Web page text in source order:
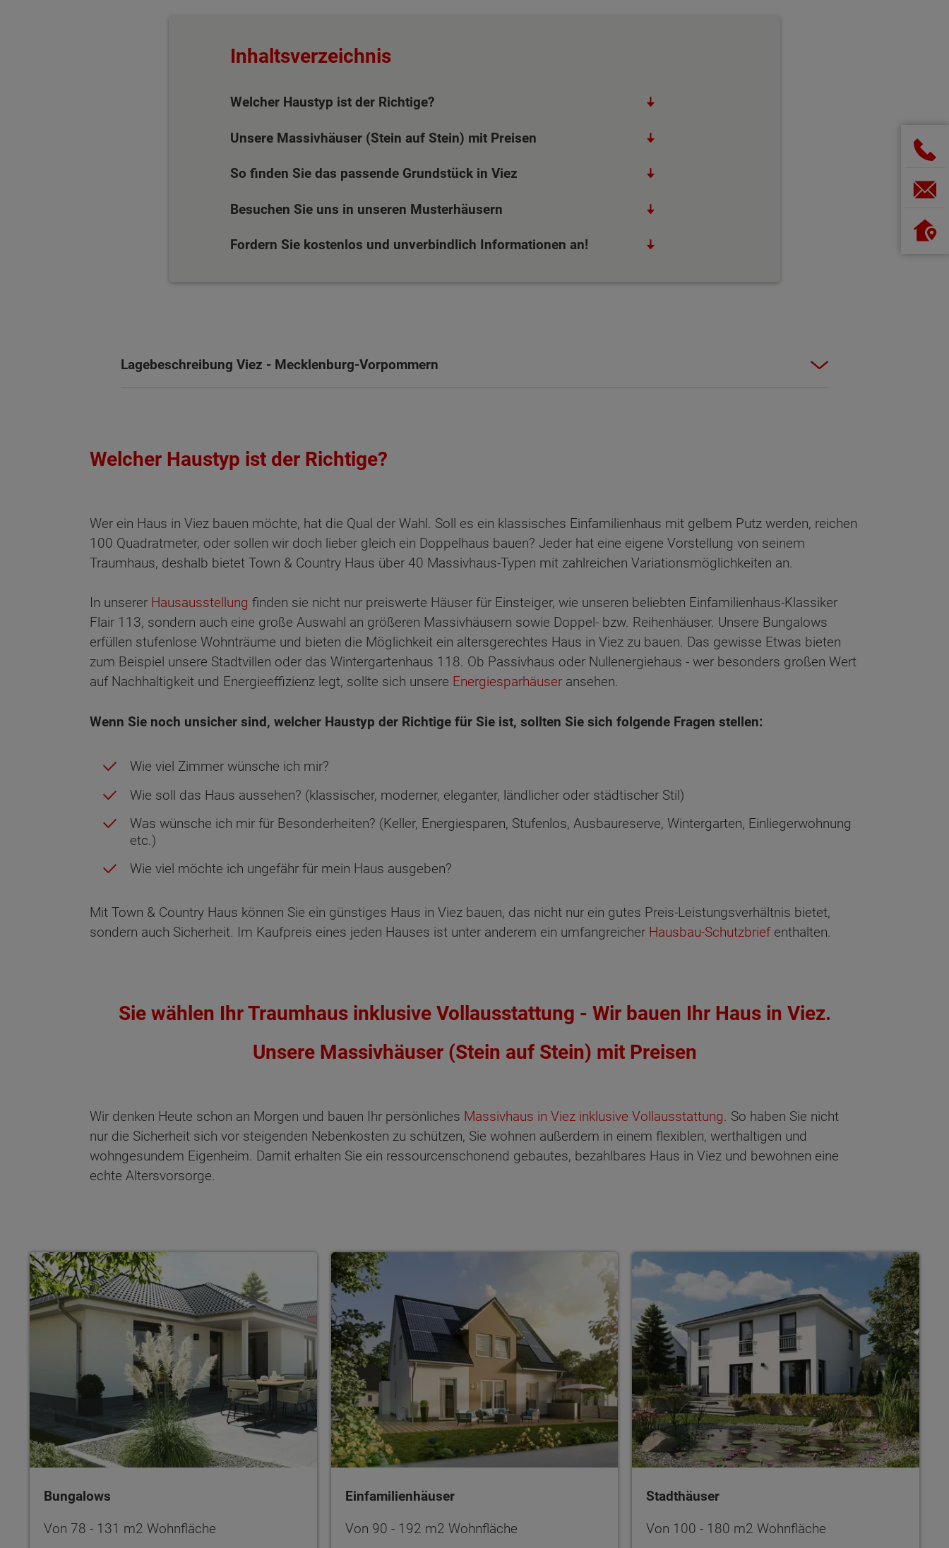
Inhaltsverzeichnis
Welcher Haustyp ist der Richtige?
Unsere Massivhäuser (Stein auf Stein) mit Preisen
So finden Sie das passende Grundstück in Viez
Besuchen Sie uns in unseren Musterhäusern
Fordern Sie kostenlos und unverbindlich Informationen an!
Lagebeschreibung Viez - Mecklenburg-Vorpommern
Welcher Haustyp ist der Richtige?
Wer ein Haus in Viez bauen möchte, hat die Qual der Wahl. Soll es ein klassisches Einfamilienhaus mit gelbem Putz werden, reichen
100 Quadratmeter, oder sollen wir doch lieber gleich ein Doppelhaus bauen? Jeder hat eine eigene Vorstellung von seinem
Traumhaus, deshalb bietet Town & Country Haus über 40 Massivhaus-Typen mit zahlreichen Variationsmöglichkeiten an.
In unserer Hausausstellung finden sie nicht nur preiswerte Häuser für Einsteiger, wie unseren beliebten Einfamilienhaus-Klassiker
Flair 113, sondern auch eine große Auswahl an größeren Massivhäusern sowie Doppel- bzw. Reihenhäuser. Unsere Bungalows
erfüllen stufenlose Wohnträume und bieten die Möglichkeit ein altersgerechtes Haus in Viez zu bauen. Das gewisse Etwas bieten
zum Beispiel unsere Stadtvillen oder das Wintergartenhaus 118. Ob Passivhaus oder Nullenergiehaus - wer besonders großen Wert
auf Nachhaltigkeit und Energieeffizienz legt, sollte sich unsere Energiesparhäuser ansehen.
Wenn Sie noch unsicher sind, welcher Haustyp der Richtige für Sie ist, sollten Sie sich folgende Fragen stellen:
Wie viel Zimmer wünsche ich mir?
Wie soll das Haus aussehen? (klassischer, moderner, eleganter, ländlicher oder städtischer Stil)
Was wünsche ich mir für Besonderheiten? (Keller, Energiesparen, Stufenlos, Ausbaureserve, Wintergarten, Einliegerwohnung
etc.)
Wie viel möchte ich ungefähr für mein Haus ausgeben?
Mit Town & Country Haus können Sie ein günstiges Haus in Viez bauen, das nicht nur ein gutes Preis-Leistungsverhältnis bietet,
sondern auch Sicherheit. Im Kaufpreis eines jeden Hauses ist unter anderem ein umfangreicher Hausbau-Schutzbriefenthalten.
Sie wählen Ihr Traumhaus inklusive Vollausstattung - Wir bauen Ihr Haus in Viez.
Unsere Massivhäuser (Stein auf Stein) mit Preisen
Wir denken Heute schon an Morgen und bauen Ihr persönliches Massivhaus in Viez inklusive Vollausstattung. So haben Sie nicht
nur die Sicherheit sich vor steigenden Nebenkosten zu schützen, Sie wohnen außerdem in einem flexiblen, werthaltigen und
wohngesundem Eigenheim. Damit erhalten Sie ein ressourcenschonend gebautes, bezahlbares Haus in Viez und bewohnen eine
echte Altersvorsorge.
Bungalows
Bungalows
Von 78 - 131 m2 Wohnfläche
Einfamilienhäuser
Einfamilienhäuser
Von 90 - 192 m2 Wohnfläche
Stadthäuser
Stadthäuser
Von 100 - 180 m2 Wohnfläche
Wonach möchten Sie suchen?